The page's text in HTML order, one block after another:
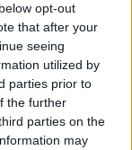
opt-out
that after your
seeing
utilized by
parties prior to
the further
parties on the
may
Vertonghen,
Son(N’Jie 75′),
Onomah,